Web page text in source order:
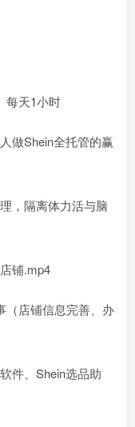
每天1小时
做Shein全托管的赢
，隔离体力活与脑
铺.mp4
（店铺信息完善、办
件、Shein选品助